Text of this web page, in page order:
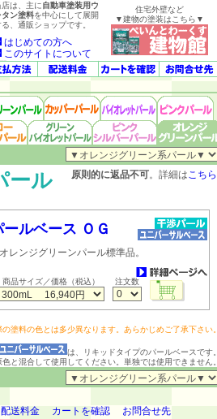
店は、主に自動車塗装用ウ
タン塗料を中心にして展開
る、通販ショップです。
はじめての方へ
このサイトについて
住宅外壁など
▼建物の塗装はこちら▼
ール 原則的に返品不可。詳細はこちら
ールベース ＯＧ
レンジグリーンパール標準品。
商品サイズ／価格（税込） 注文数
塗料の色とは多少異なります。あらかじめご了承下さい。
は、リキッドタイプのパールベースです。
色と混合して使用してください。単独では使用できません。
配送料金 カートを確認 お問合せ先